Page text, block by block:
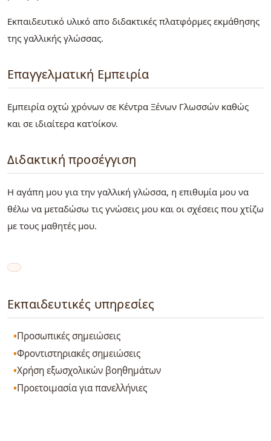
Εκπαιδευτικό υλικό απο διδακτικές πλατφόρμες εκμάθησης
της γαλλικής γλώσσας.
Επαγγελματική Εμπειρία
Εμπειρία οχτώ χρόνων σε Κέντρα Ξένων Γλωσσών καθώς
και σε ιδιαίτερα κατ'οίκον.
Διδακτική προσέγγιση
Η αγάπη μου για την γαλλική γλώσσα, η επιθυμία μου να
θέλω να μεταδώσω τις γνώσεις μου και οι σχέσεις που χτίζω
με τους μαθητές μου.
Εκπαιδευτικές υπηρεσίες
Προσωπικές σημειώσεις
Φροντιστηριακές σημειώσεις
Χρήση εξωσχολικών βοηθημάτων
Προετοιμασία για πανελλήνιες